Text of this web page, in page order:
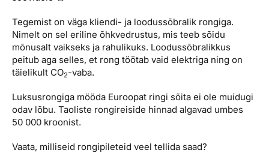
Tegemist on väga kliendi- ja loodussõbralik rongiga.
Nimelt on sel eriline õhkvedrustus, mis teeb sõidu
mõnusalt vaikseks ja rahulikuks. Loodussõbralikkus
peitub aga selles, et rong töötab vaid elektriga ning on
täielikult CO2-vaba.
Luksusrongiga mööda Euroopat ringi sõita ei ole muidugi
odav lõbu. Taoliste rongireiside hinnad algavad umbes
50 000 kroonist.
Vaata, milliseid rongipileteid veel tellida saad?